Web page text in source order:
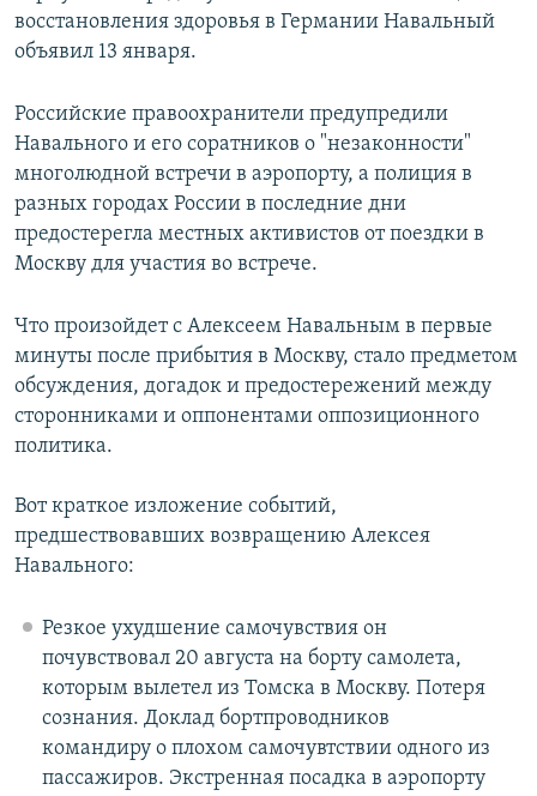
восстановления здоровья в Германии Навальный
объявил 13 января.
Российские правоохранители предупредили
Навального и его соратников о "незаконности"
многолюдной встречи в аэропорту, а полиция в
разных городах России в последние дни
предостерегла местных активистов от поездки в
Москву для участия во встрече.
Что произойдет с Алексеем Навальным в первые
минуты после прибытия в Москву, стало предметом
обсуждения, догадок и предостережений между
сторонниками и оппонентами оппозиционного
политика.
Вот краткое изложение событий,
предшествовавших возвращению Алексея
Навального:
Резкое ухудшение самочувствия он
почувствовал 20 августа на борту самолета,
которым вылетел из Томска в Москву. Потеря
сознания. Доклад бортпроводников
командиру о плохом самочувтствии одного из
пассажиров. Экстренная посадка в аэропорту